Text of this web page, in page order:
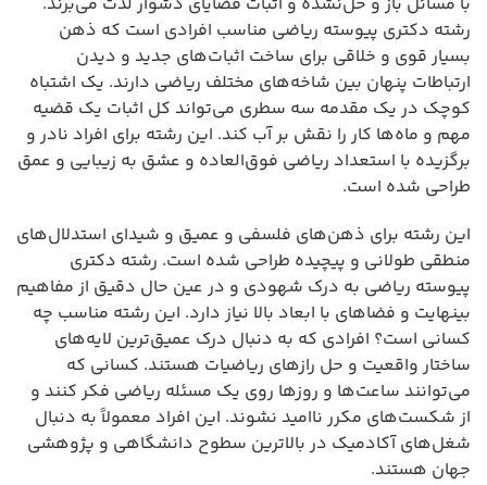
رشته دکتری پیوسته ریاضی مناسب افرادی است که ذهن
بسیار قوی و خلاقی برای ساخت اثبات‌های جدید و دیدن
ارتباطات پنهان بین شاخه‌های مختلف ریاضی دارند. یک اشتباه
کوچک در یک مقدمه سه سطری می‌تواند کل اثبات یک قضیه
مهم و ماه‌ها کار را نقش بر آب کند. این رشته برای افراد نادر و
برگزیده با استعداد ریاضی فوق‌العاده و عشق به زیبایی و عمق
طراحی شده است.
این رشته برای ذهن‌های فلسفی و عمیق و شیدای استدلال‌های
منطقی طولانی و پیچیده طراحی شده است. رشته دکتری
پیوسته ریاضی به درک شهودی و در عین حال دقیق از مفاهیم
بینهایت و فضاهای با ابعاد بالا نیاز دارد. این رشته مناسب چه
کسانی است؟ افرادی که به دنبال درک عمیق‌ترین لایه‌های
ساختار واقعیت و حل رازهای ریاضیات هستند. کسانی که
می‌توانند ساعت‌ها و روزها روی یک مسئله ریاضی فکر کنند و
از شکست‌های مکرر ناامید نشوند. این افراد معمولاً به دنبال
شغل‌های آکادمیک در بالاترین سطوح دانشگاهی و پژوهشی
جهان هستند.